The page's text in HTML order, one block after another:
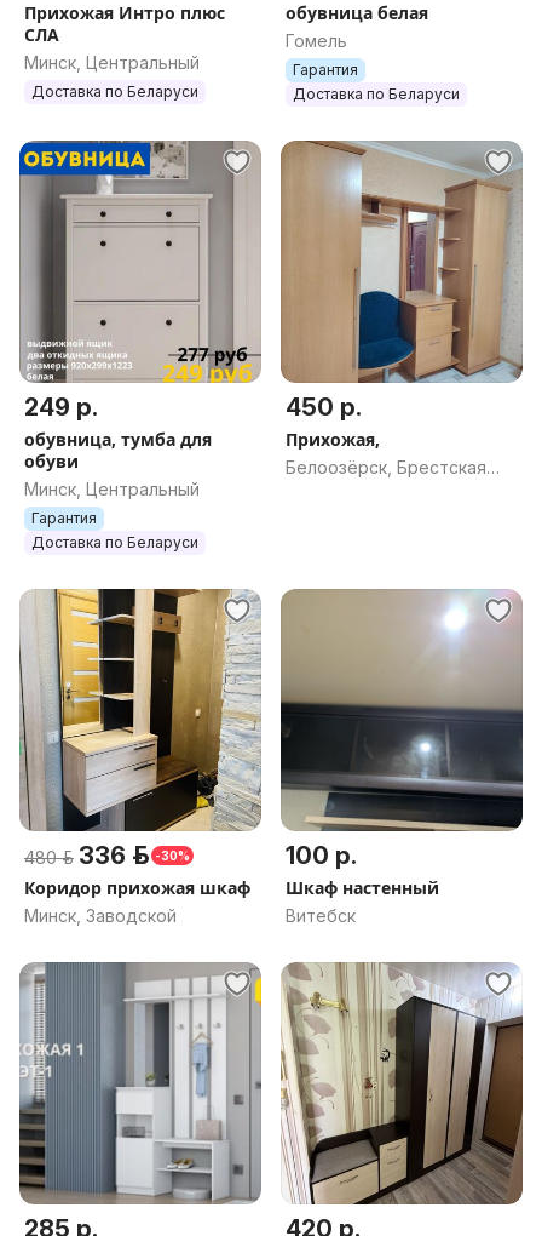
Прихожая Интро плюс
СЛА
Минск, Центральный
Доставка по Беларуси
обувница белая
Гомель
Гарантия
Доставка по Беларуси
249 р.
обувница, тумба для
обуви
Минск, Центральный
Гарантия
Доставка по Беларуси
450 р.
Прихожая,
Белоозёрск, Брестская
480 р. 336 р. -30%
Коридор прихожая шкаф
Минск, Заводской
100 р.
Шкаф настенный
Витебск
285 р. 420 р.